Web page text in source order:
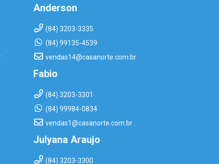
Anderson
(84) 3203-3335
(84) 99135-4539
vendas14@casanorte.com.br
Fabio
(84) 3203-3301
(84) 99984-0834
vendas1@casanorte.com.br
Julyana Araujo
(84) 3203-3300